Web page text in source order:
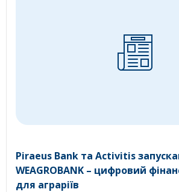
Piraeus Bank та Activitis
WEAGROBANK – цифровий
для аграріїв